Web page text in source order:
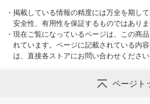
・ 掲載している情報の精度には万全を期し
安全性、有用性を保証するものではありま
・ 現在ご覧になっているページは、この商
れています。ページに記載されている内
は、直接各ストアにお問い合わせください
ページト